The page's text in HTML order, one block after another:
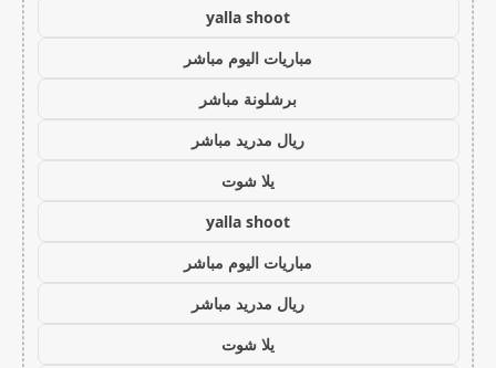
yalla shoot
مباريات اليوم مباشر
برشلونة مباشر
ريال مدريد مباشر
يلا شوت
yalla shoot
مباريات اليوم مباشر
ريال مدريد مباشر
يلا شوت